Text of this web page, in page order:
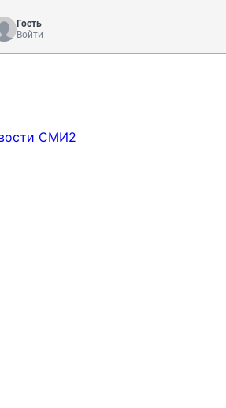
Гость
Войти
СМИ2